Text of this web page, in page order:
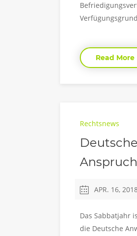
Read More
Rechtsnews
APR. 16,
Das Sabbatjahr
die Deutsche